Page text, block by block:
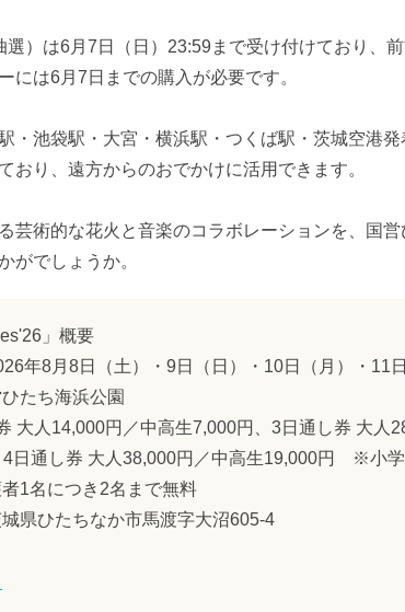
選）は6月7日（日）23:59まで受け付けており、
には6月7日までの購入が必要です。
・池袋駅・大宮・横浜駅・つくば駅・茨城空港
おり、遠方からのおでかけに活用できます。
芸術的な花火と音楽のコラボレーションを、国
がでしょうか。
」概要
年8月8日（土）・9日（日）・10日（月）・11
たち海浜公園
大人14,000円／中高生7,000円、3日通し券 大人
4日通し券 大人38,000円／中高生19,000円 ※小学
1名につき2名まで無料
県ひたちなか市馬渡字大沼605-4